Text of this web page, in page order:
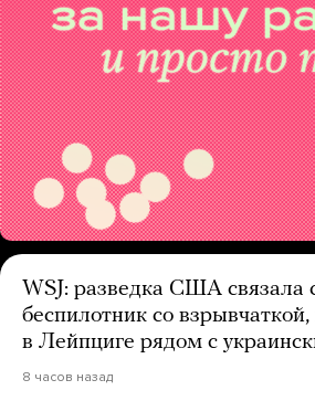
WSJ: разведка США связала
беспилотник со
в Лейпциге рядом с
8 часов назад